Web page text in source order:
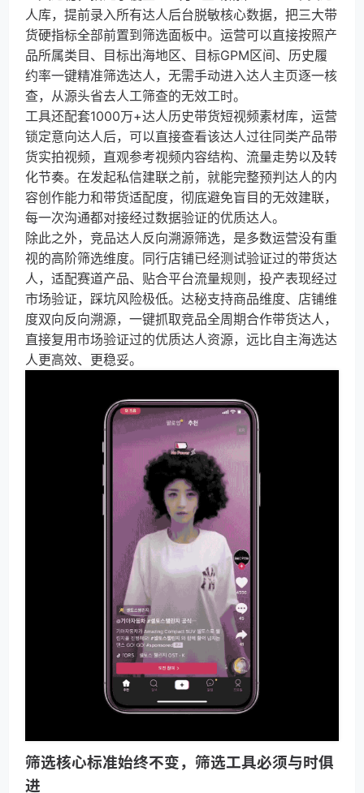
人库，提前录入所有达人后台脱敏核心数据，把三大带
货硬指标全部前置到筛选面板中。运营可以直接按照产
品所属类目、目标出海地区、目标GPM区间、历史履
约率一键精准筛选达人，无需手动进入达人主页逐一核
查，从源头省去人工筛查的无效工时。
工具还配套1000万+达人历史带货短视频素材库，运营
锁定意向达人后，可以直接查看该达人过往同类产品带
货实拍视频，直观参考视频内容结构、流量走势以及转
化节奏。在发起私信建联之前，就能完整预判达人的内
容创作能力和带货适配度，彻底避免盲目的无效建联，
每一次沟通都对接经过数据验证的优质达人。
除此之外，竞品达人反向溯源筛选，是多数运营没有重
视的高阶筛选维度。同行店铺已经测试验证过的带货达
人，适配赛道产品、贴合平台流量规则，投产表现经过
市场验证，踩坑风险极低。达秘支持商品维度、店铺维
度双向反向溯源，一键抓取竞品全周期合作带货达人，
直接复用市场验证过的优质达人资源，远比自主海选达
人更高效、更稳妥。
筛选核心标准始终不变，筛选工具必须与时俱
进